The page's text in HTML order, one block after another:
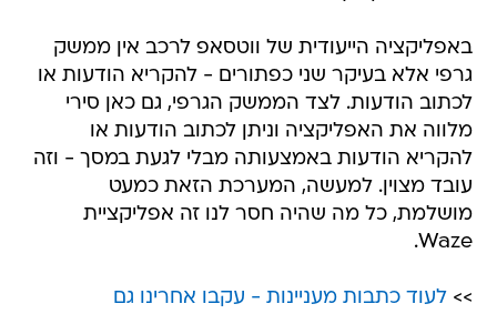
באפליקציה הייעודית של ווטסאפ לרכב אין ממשק
גרפי אלא בעיקר שני כפתורים - להקריא הודעות או
לכתוב הודעות. לצד הממשק הגרפי, גם כאן סירי
מלווה את האפליקציה וניתן לכתוב הודעות או
להקריא הודעות באמצעותה מבלי לגעת במסך - וזה
עובד מצוין. למעשה, המערכת הזאת כמעט
מושלמת, כל מה שהיה חסר לנו זה אפליקציית
Waze.
>>לעוד כתבות מעניינות - עקבו אחרינו גם